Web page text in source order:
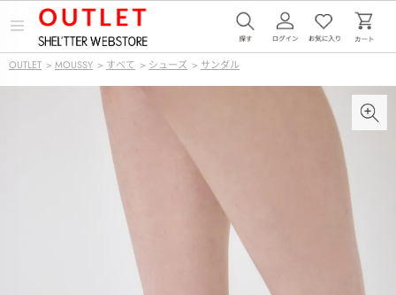
メ
ー
を
OUTLET > MOUSSY > すべて > シューズ > サンダル